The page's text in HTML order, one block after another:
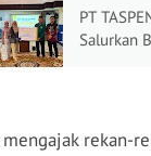
PT
Salurkan
rekan-